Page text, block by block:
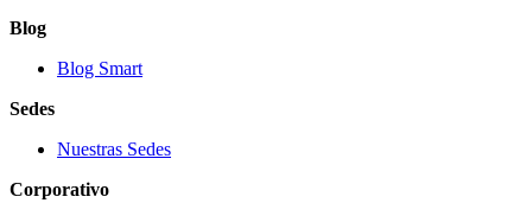
Blog
Blog Smart
Sedes
Nuestras Sedes
Corporativo